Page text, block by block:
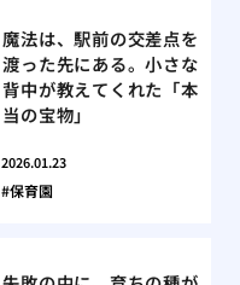
魔法は、駅前の交差点を
渡った先にある。小さな
背中が教えてくれた「本
当の宝物」
2026.01.23
保育園